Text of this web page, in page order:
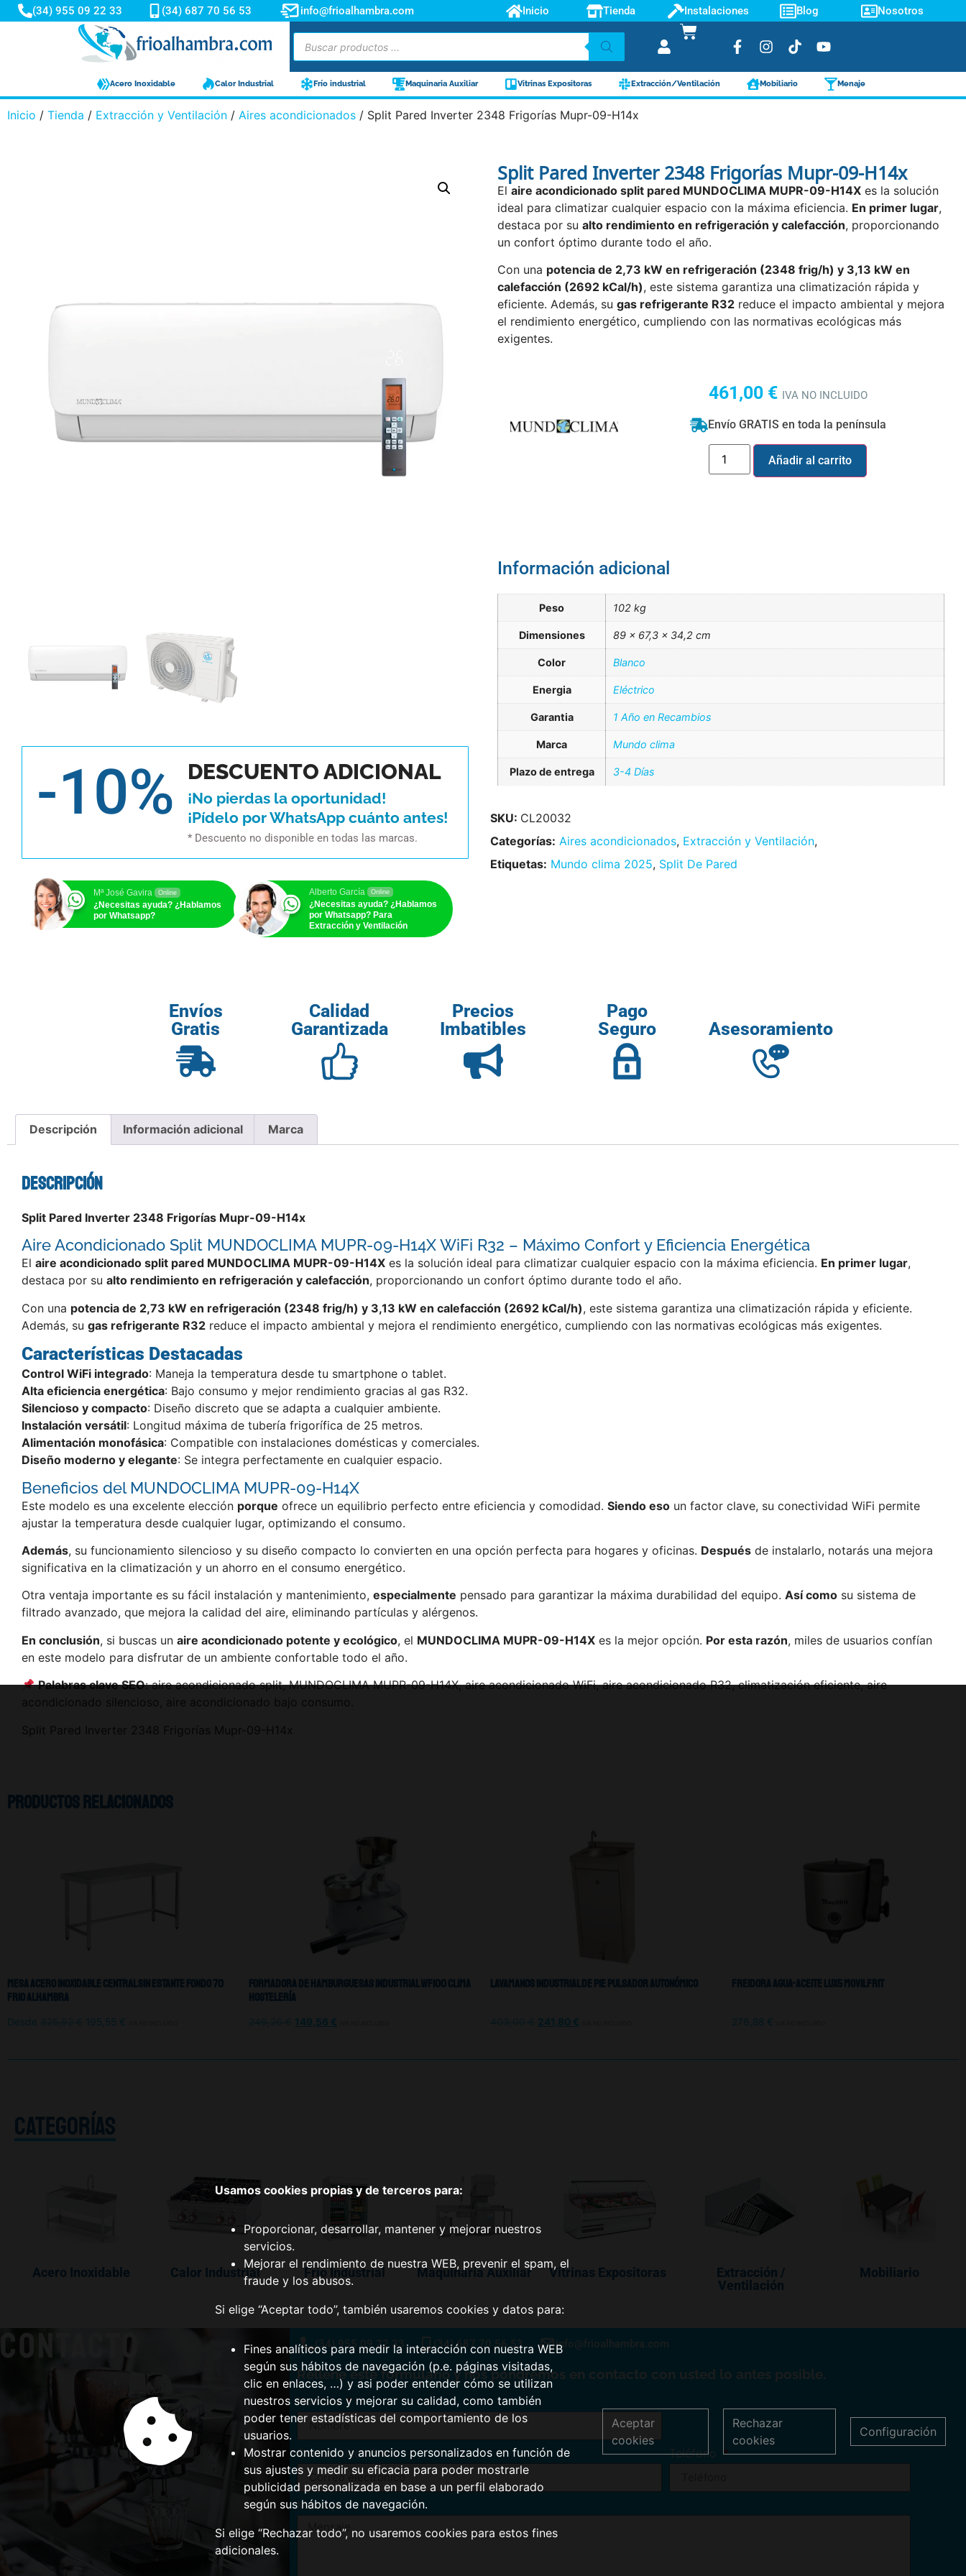
(34) 955 09 22 33 (34) 687 70 56 53 info@frioalhambra.com Inicio Tienda Instalaciones Blog Nosotros
Acero Inoxidable Calor Industrial Frío industrial Maquinaria Auxiliar Vitrinas Expositoras Extracción/Ventilación Mobiliario Menaje
Inicio / Tienda / Extracción y Ventilación / Aires acondicionados / Split Pared Inverter 2348 Frigorías Mupr-09-H14x
-10% DESCUENTO ADICIONAL
¡No pierdas la oportunidad!
¡Pídelo por WhatsApp cuánto antes!
* Descuento no disponible en todas las marcas.
Mª José Gavira Online
¿Necesitas ayuda? ¿Hablamos
por Whatsapp?
Alberto García Online
¿Necesitas ayuda? ¿Hablamos
por Whatsapp? Para
Extracción y Ventilación
Split Pared Inverter 2348 Frigorías Mupr-09-H14x
El aire acondicionado split pared MUNDOCLIMA MUPR-09-H14X es la solución
ideal para climatizar cualquier espacio con la máxima eficiencia. En primer lugar,
destaca por su alto rendimiento en refrigeración y calefacción, proporcionando
un confort óptimo durante todo el año.
Con una potencia de 2,73 kW en refrigeración (2348 frig/h) y 3,13 kW en
calefacción (2692 kCal/h), este sistema garantiza una climatización rápida y
eficiente. Además, su gas refrigerante R32 reduce el impacto ambiental y mejora
el rendimiento energético, cumpliendo con las normativas ecológicas más
exigentes.
461,00 € IVA NO INCLUIDO
Envío GRATIS en toda la península
Añadir al carrito
Información adicional
Peso 102 kg
Dimensiones 89 × 67,3 × 34,2 cm
Color Blanco
Energia Eléctrico
Garantia 1 Año en Recambios
Marca Mundo clima
Plazo de entrega 3-4 Días
SKU: CL20032
Categorías: Aires acondicionados, Extracción y Ventilación,
Etiquetas: Mundo clima 2025, Split De Pared
Envíos
Gratis
Calidad
Garantizada
Precios
Imbatibles
Pago
Seguro
Asesoramiento
Descripción Información adicional Marca
Descripción
Split Pared Inverter 2348 Frigorías Mupr-09-H14x
Aire Acondicionado Split MUNDOCLIMA MUPR-09-H14X WiFi R32 – Máximo Confort y Eficiencia Energética
El aire acondicionado split pared MUNDOCLIMA MUPR-09-H14X es la solución ideal para climatizar cualquier espacio con la máxima eficiencia. En primer lugar,
destaca por su alto rendimiento en refrigeración y calefacción, proporcionando un confort óptimo durante todo el año.
Con una potencia de 2,73 kW en refrigeración (2348 frig/h) y 3,13 kW en calefacción (2692 kCal/h), este sistema garantiza una climatización rápida y eficiente.
Además, su gas refrigerante R32 reduce el impacto ambiental y mejora el rendimiento energético, cumpliendo con las normativas ecológicas más exigentes.
Características Destacadas
Control WiFi integrado: Maneja la temperatura desde tu smartphone o tablet.
Alta eficiencia energética: Bajo consumo y mejor rendimiento gracias al gas R32.
Silencioso y compacto: Diseño discreto que se adapta a cualquier ambiente.
Instalación versátil: Longitud máxima de tubería frigorífica de 25 metros.
Alimentación monofásica: Compatible con instalaciones domésticas y comerciales.
Diseño moderno y elegante: Se integra perfectamente en cualquier espacio.
Beneficios del MUNDOCLIMA MUPR-09-H14X
Este modelo es una excelente elección porque ofrece un equilibrio perfecto entre eficiencia y comodidad. Siendo eso un factor clave, su conectividad WiFi permite
ajustar la temperatura desde cualquier lugar, optimizando el consumo.
Además, su funcionamiento silencioso y su diseño compacto lo convierten en una opción perfecta para hogares y oficinas. Después de instalarlo, notarás una mejora
significativa en la climatización y un ahorro en el consumo energético.
Otra ventaja importante es su fácil instalación y mantenimiento, especialmente pensado para garantizar la máxima durabilidad del equipo. Así como su sistema de
filtrado avanzado, que mejora la calidad del aire, eliminando partículas y alérgenos.
En conclusión, si buscas un aire acondicionado potente y ecológico, el MUNDOCLIMA MUPR-09-H14X es la mejor opción. Por esta razón, miles de usuarios confían
en este modelo para disfrutar de un ambiente confortable todo el año.
Palabras clave SEO: aire acondicionado split, MUNDOCLIMA MUPR-09-H14X, aire acondicionado WiFi, aire acondicionado R32, climatización eficiente, aire
acondicionado silencioso, aire acondicionado bajo consumo.
Split Pared Inverter 2348 Frigorías Mupr-09-H14x
Productos relacionados
Mesa Acero Inoxidable Central Sin Estante Fondo 70
Frio Alhambra
Desde 195,55 €
Formadora De Hamburguesas Industrial WF100 Clima
Hostelería
149,56 €
Lavamanos Industrial De Pie Pulsador Autonómico
241,80 €
Freidora Agua-Aceite LUX5 Movilfrit
276,88 €
CATEGORÍAS
Acero Inoxidable Calor Industrial Frio Industrial Maquinaría Auxiliar Vitrinas Expositoras
Extracción /
Ventilación
Mobiliario
CONTACTO (34) 955 09 22 33 (34) 687 70 56 53 info@frioalhambra.com
Rellene este formulario y nos pondremos en contacto con usted lo antes posible.
Nombre
Correo electrónico Teléfono
Mensaje
Usamos cookies propias y de terceros para:
Proporcionar, desarrollar, mantener y mejorar nuestros
servicios.
Mejorar el rendimiento de nuestra WEB, prevenir el spam, el
fraude y los abusos.
Si elige “Aceptar todo”, también usaremos cookies y datos para:
Fines analíticos para medir la interacción con nuestra WEB
según sus hábitos de navegación (p.e. páginas visitadas,
clic en enlaces, …) y asi poder entender cómo se utilizan
nuestros servicios y mejorar su calidad, como también
poder tener estadísticas del comportamiento de los
usuarios.
Mostrar contenido y anuncios personalizados en función de
sus ajustes y medir su eficacia para poder mostrarle
publicidad personalizada en base a un perfil elaborado
según sus hábitos de navegación.
Si elige “Rechazar todo”, no usaremos cookies para estos fines
adicionales.
Aceptar
cookies
Rechazar
cookies
Configuración